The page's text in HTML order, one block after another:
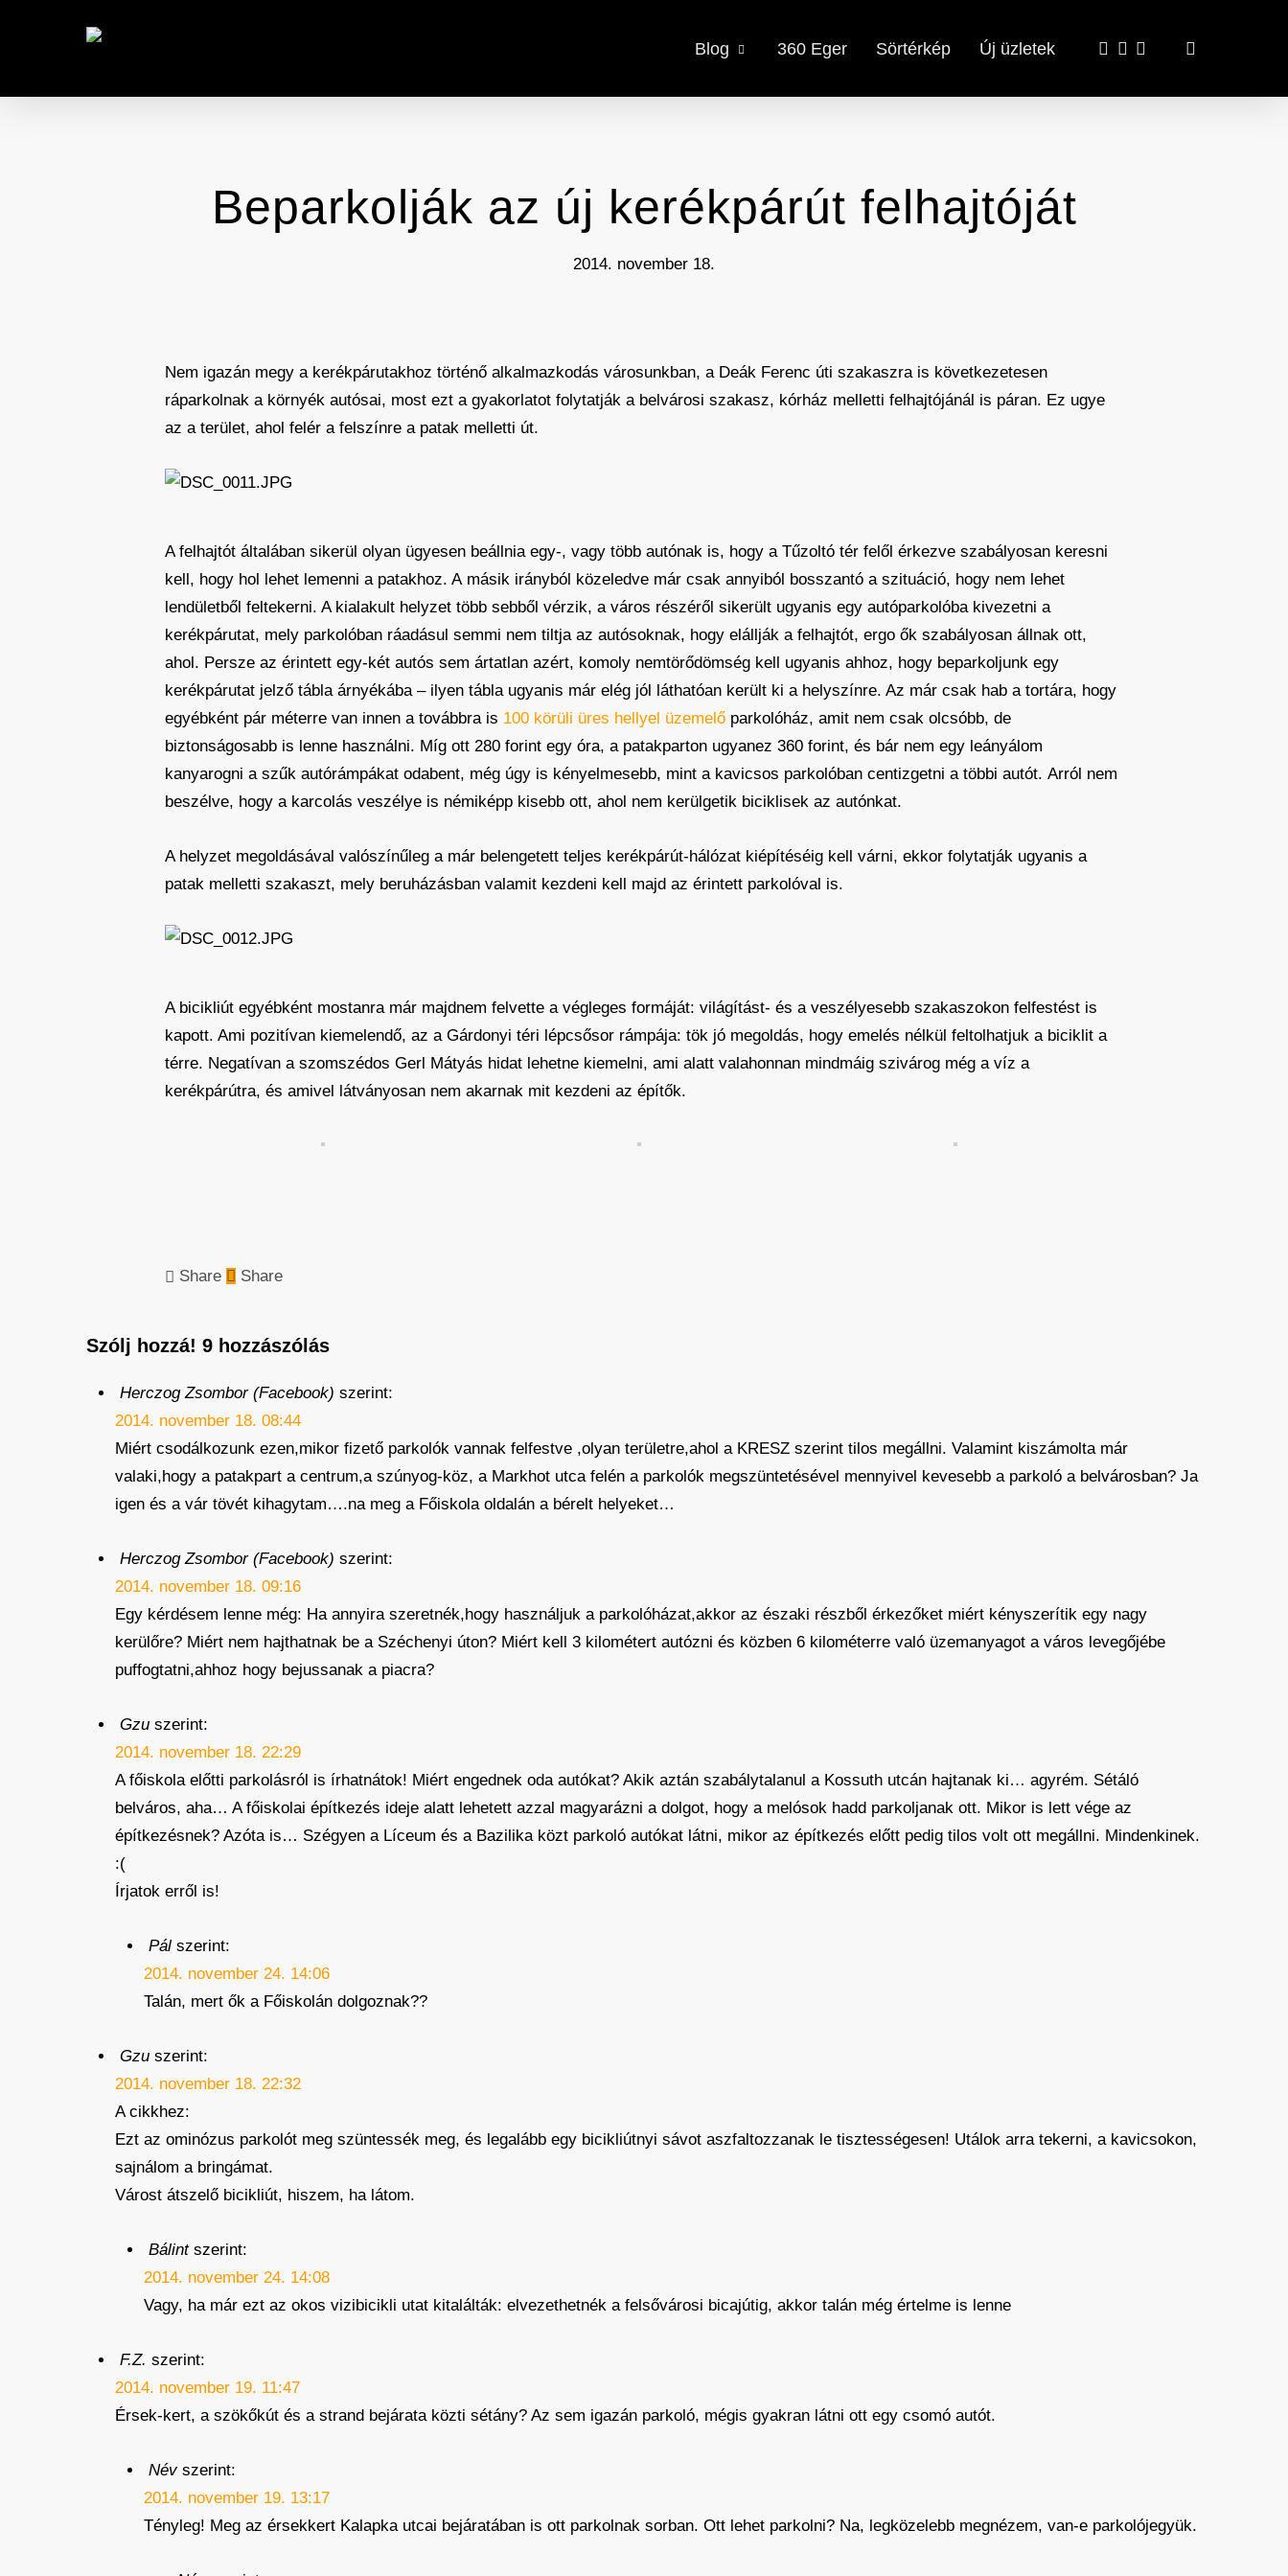
content
Blog 360 Eger Sörtérkép Új üzletek
x- facebook
email
Beparkolják az új kerékpárút felhajtóját
2014. november 18.
Nem igazán megy a kerékpárutakhoz történő alkalmazkodás városunkban, a Deák Ferenc úti szakaszra is következetesen
ráparkolnak a környék autósai, most ezt a gyakorlatot folytatják a belvárosi szakasz, kórház melletti felhajtójánál is páran. Ez ugye
az a terület, ahol felér a felszínre a patak melletti út.
A felhajtót általában sikerül olyan ügyesen beállnia egy-, vagy több autónak is, hogy a Tűzoltó tér felől érkezve szabályosan keresni
kell, hogy hol lehet lemenni a patakhoz. A másik irányból közeledve már csak annyiból bosszantó a szituáció, hogy nem lehet
lendületből feltekerni. A kialakult helyzet több sebből vérzik, a város részéről sikerült ugyanis egy autóparkolóba kivezetni a
kerékpárutat, mely parkolóban ráadásul semmi nem tiltja az autósoknak, hogy elállják a felhajtót, ergo ők szabályosan állnak ott,
ahol. Persze az érintett egy-két autós sem ártatlan azért, komoly nemtörődömség kell ugyanis ahhoz, hogy beparkoljunk egy
kerékpárutat jelző tábla árnyékába – ilyen tábla ugyanis már elég jól láthatóan került ki a helyszínre. Az már csak hab a tortára, hogy
egyébként pár méterre van innen a továbbra is 100 körüli üres hellyel üzemelő parkolóház, amit nem csak olcsóbb, de
biztonságosabb is lenne használni. Míg ott 280 forint egy óra, a patakparton ugyanez 360 forint, és bár nem egy leányálom
kanyarogni a szűk autórámpákat odabent, még úgy is kényelmesebb, mint a kavicsos parkolóban centizgetni a többi autót. Arról nem
beszélve, hogy a karcolás veszélye is némiképp kisebb ott, ahol nem kerülgetik biciklisek az autónkat.
A helyzet megoldásával valószínűleg a már belengetett teljes kerékpárút-hálózat kiépítéséig kell várni, ekkor folytatják ugyanis a
patak melletti szakaszt, mely beruházásban valamit kezdeni kell majd az érintett parkolóval is.
A bicikliút egyébként mostanra már majdnem felvette a végleges formáját: világítást- és a veszélyesebb szakaszokon felfestést is
kapott. Ami pozitívan kiemelendő, az a Gárdonyi téri lépcsősor rámpája: tök jó megoldás, hogy emelés nélkül feltolhatjuk a biciklit a
térre. Negatívan a szomszédos Gerl Mátyás hidat lehetne kiemelni, ami alatt valahonnan mindmáig szivárog még a víz a
kerékpárútra, és amivel látványosan nem akarnak mit kezdeni az építők.
Share Share
Szólj hozzá! 9 hozzászólás
Herczog Zsombor (Facebook) szerint:
2014. november 18. 08:44
Miért csodálkozunk ezen,mikor fizető parkolók vannak felfestve ,olyan területre,ahol a KRESZ szerint tilos megállni. Valamint kiszámolta már
valaki,hogy a patakpart a centrum,a szúnyog-köz, a Markhot utca felén a parkolók megszüntetésével mennyivel kevesebb a parkoló a belvárosban? Ja
igen és a vár tövét kihagytam….na meg a Főiskola oldalán a bérelt helyeket…
Herczog Zsombor (Facebook) szerint:
2014. november 18. 09:16
Egy kérdésem lenne még: Ha annyira szeretnék,hogy használjuk a parkolóházat,akkor az északi részből érkezőket miért kényszerítik egy nagy
kerülőre? Miért nem hajthatnak be a Széchenyi úton? Miért kell 3 kilométert autózni és közben 6 kilométerre való üzemanyagot a város levegőjébe
puffogtatni,ahhoz hogy bejussanak a piacra?
Gzu szerint:
2014. november 18. 22:29
A főiskola előtti parkolásról is írhatnátok! Miért engednek oda autókat? Akik aztán szabálytalanul a Kossuth utcán hajtanak ki… agyrém. Sétáló
belváros, aha… A főiskolai építkezés ideje alatt lehetett azzal magyarázni a dolgot, hogy a melósok hadd parkoljanak ott. Mikor is lett vége az
építkezésnek? Azóta is… Szégyen a Líceum és a Bazilika közt parkoló autókat látni, mikor az építkezés előtt pedig tilos volt ott megállni. Mindenkinek.
:(
Írjatok erről is!
Pál szerint:
2014. november 24. 14:06
Talán, mert ők a Főiskolán dolgoznak??
Gzu szerint:
2014. november 18. 22:32
A cikkhez:
Ezt az ominózus parkolót meg szüntessék meg, és legalább egy bicikliútnyi sávot aszfaltozzanak le tisztességesen! Utálok arra tekerni, a kavicsokon,
sajnálom a bringámat.
Várost átszelő bicikliút, hiszem, ha látom.
Bálint szerint:
2014. november 24. 14:08
Vagy, ha már ezt az okos vizibicikli utat kitalálták: elvezethetnék a felsővárosi bicajútig, akkor talán még értelme is lenne
F.Z. szerint:
2014. november 19. 11:47
Érsek-kert, a szökőkút és a strand bejárata közti sétány? Az sem igazán parkoló, mégis gyakran látni ott egy csomó autót.
Név szerint:
2014. november 19. 13:17
Tényleg! Meg az érsekkert Kalapka utcai bejáratában is ott parkolnak sorban. Ott lehet parkolni? Na, legközelebb megnézem, van-e parkolójegyük.